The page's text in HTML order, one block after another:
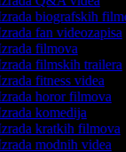
biografskih
fan videozapisa
filmova
filmskih trailera
fitness videa
horor filmova
komedija
kratkih filmova
modnih videa